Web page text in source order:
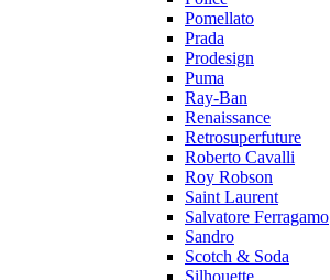
Pomellato
Prada
Prodesign
Puma
Ray-Ban
Renaissance
Retrosuperfuture
Roberto Cavalli
Roy Robson
Saint Laurent
Salvatore Ferragamo
Sandro
Scotch & Soda
Silhouette